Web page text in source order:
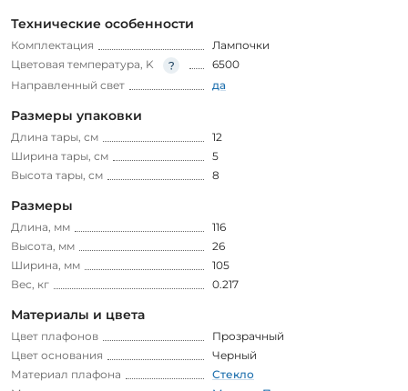
Технические особенности
Комплектация
Лампочки
Цветовая температура, K
6500
Направленный свет
да
Размеры упаковки
Длина тары, см
12
Ширина тары, см
5
Высота тары, см
8
Размеры
Длина, мм
116
Высота, мм
26
Ширина, мм
105
Вес, кг
0.217
Материалы и цвета
Цвет плафонов
Прозрачный
Цвет основания
Черный
Материал плафона
Стекло